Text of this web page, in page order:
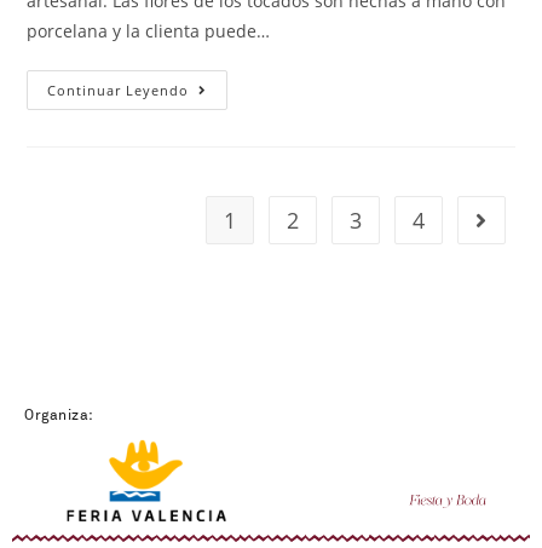
porcelana y la clienta puede…
Continuar Leyendo
1 2 3 4
Organiza: